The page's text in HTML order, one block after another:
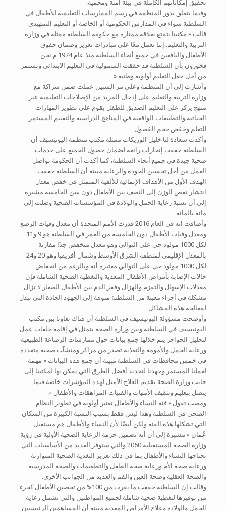
تحقيق إمكاناتهم الكاملة في بيئة آمنة ومحمية.
وفيما يتعلق بدور المنظمة في رسم الممارسات التعليمية للأطفال في
السلطنة سواء في المدارس الحكومية أو الخاصة أو التعليم التمهيدي
قالت « مكتبنا يتمتع بعلاقة ممتازة مع حكومة السلطنة ممثلة في وزارة
التربية والتعليم..إننا نعمل معًا على مبادرات تعزيز وضمان حقوق
الأطفال واليافعين في جميع أنحاء السلطنة منذ عام 1974 م نحن
فخورون بأن السلطنة قد حققت الشمولية في التعليم الابتدائي وتستمر
من أجل جعل التعليم أولوية وطنية «.
وأشارت إلى أن المنظمة وعلى مر السنين عملت ضمن شراكة مع
وزارة التربية والتعليم على إدخال المزيد من الإصلاحات التعليمية عبر
منهج يركز على التعليم الصديق للطفل يقوم على تطوير المهارات
الحياتية والتطبيقات الواقعية في المناهج الدراسية والتقييم المستمر
للتعلم وخفض حجم الفصول.
وأكدت سعادة لنا خليل الوريكات ممثلة مكتب منظمة اليونيسيف أن
السلطنة حققت إنجازات رائعة لضمان حصول الجميع على خدمات
صحية جيدة في جميع أنحاء السلطنة، كما أكدت أن الحكومة تواصل
العمل من أجل تحسين الجودة والرعاية مبينة أن السلطنة حققت
الهدف الأول من الأهداف الإنمائية للألفية المتمثل في خفض معدل
انتشار نقص الوزن إلى النصف بين الأطفال دون سن الخامسة مشيرة
إلى أن نسبة رعاية الحمل والولادة في المؤسسات الصحية وصلت إلى
مائة بالمائة.
وأضافت انه في العام 2016 قدرت الأمم المتحدة أن معدل وفيات الرضع
ومعدل وفيات الأطفال دون الخامسة من العمر في السلطنة هو 9 و11
لكل 1000 مولود حي على التوالي وهو معدل منخفض جدًا مقارنة
بالمعدل الإقليمي لمنطقة الشرق الأوسط وشمال أفريقيا وهو 20 و24
لكل 1000 مولود حي على التوالي معتبرة أنه وبالرغم من انخفاض
حالات الإصابة بأمراض الأطفال المعدية والتغطية الصحية الشاملة فإن
معدلات الإسهال والتقزم والهزال وفقر الدم بين الأطفال الصغار لا تزال
مشكلة في أجزاء معينة من السلطنة منوهة إلى الجهود الجادة التي تبذل
لمعالجة هذه المشاكل.
وأوضحت مسؤولة اليونيسيف في السلطنة أن هناك تعاونا بين مكتب
اليونيسيف في السلطنة وبين وزارة الصحة يتمثل في إقامة حلقات عمل
لتحليل الحواجز يتم خلالها جمع بيانات حول ممارسات الرضاعة الطبيعية
ورعاية الحمل والأمومة والتغذية تصدر من مراكز ومنشآت صحية متعددة
في خمس محافظات في السلطنة مبينة أن جمع هذه البيانات « مهمة
لعملنا المستمر وجهدنا لتحديد أفضل الطرق التي يمكن بها لمكتبنا إلى
جانب وزارة الصحة تقديم العلاج الأمثل لهذه المؤشرات خاصة فيما
يتصل بتعليم وتثقيف الأمهات والفتيات المراهقات والأطفال «.
ومضت تقول « فئة النساء والأطفال تعتبر أولوية في تطوير النظام
الصحي في السلطنة وهذا ليس فقط بسبب النسبة الكبيرة من السكان
التي تشكلها هذه الفئة ولكن أيضًا لأن النساء والأطفال هم مستقبل
عُمان » مشيرة إلى أن أنه تضمين حزمة الرعاية الصحية الأولية في رؤية
وزارة الصحة المستقبلية 2050 والتي ستوفر العديد من الأساسيات التي
تحتاجها النساء والأطفال بما في ذلك تعزيز التغذية الصحية المتوازنة
ورعاية صحة الأم ورعاية صحة الطفل والتطعيمات والصحة المدرسية
والصحة العقلية وصحة العين والفم والعديد من الجوانب الأخرى.
وقالت إن السلطنة حققت ما يقرب من 100% من تحصين الأطفال كجزء
من توفيرها لتغطية صحية شاملة لجميع المواطنين والتي تشمل رعاية
الحمل والولادة وعلاج الأمراض المعدية مبينة أن المساهمين الرئيسيين